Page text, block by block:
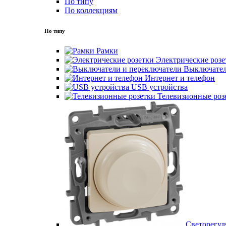
По коллекциям
По типу
Рамки
Электрические
Интернет и телефон
USB устройства
Телевизионные